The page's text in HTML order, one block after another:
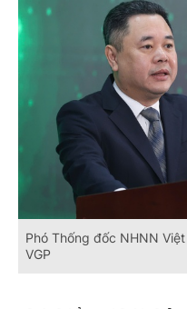
Phó Thống đốc NHNN
VGP